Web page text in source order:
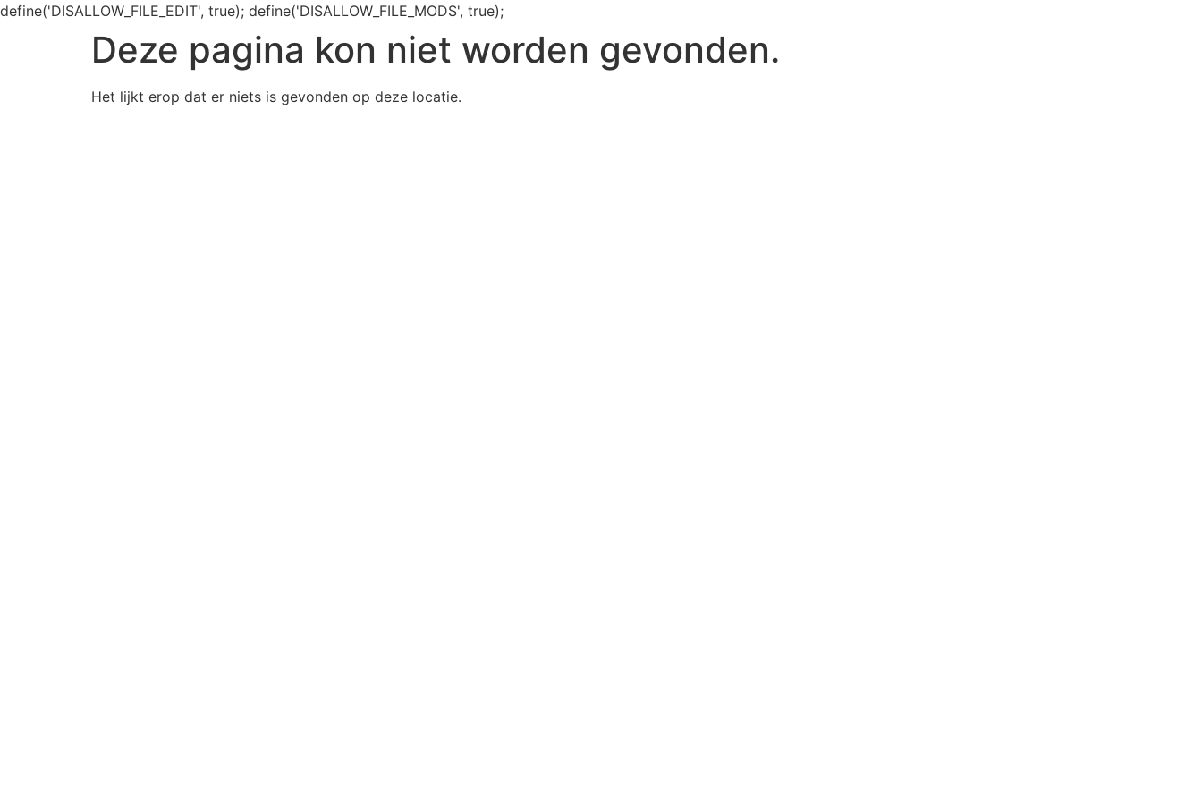
define('DISALLOW_FILE_EDIT', true); define('DISALLOW_FILE_MODS', true);
Deze pagina kon niet worden gevonden.
Het lijkt erop dat er niets is gevonden op deze locatie.